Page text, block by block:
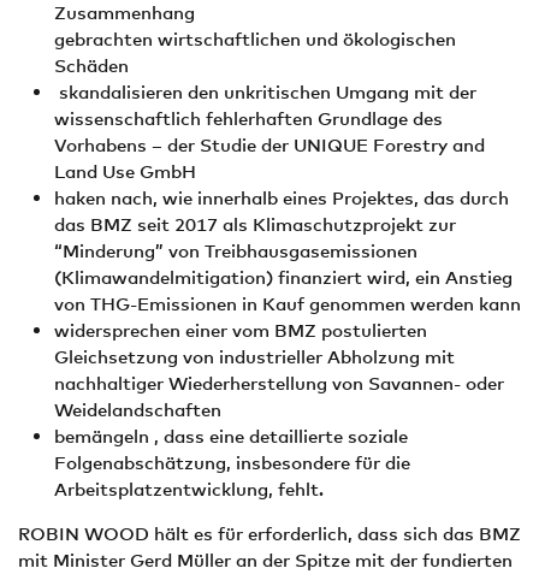
Zusammenhang
gebrachten wirtschaftlichen und ökologischen
Schäden
skandalisieren den unkritischen Umgang mit der
wissenschaftlich fehlerhaften Grundlage des
Vorhabens – der Studie der UNIQUE Forestry and
Land Use GmbH
haken nach, wie innerhalb eines Projektes, das durch
das BMZ seit 2017 als Klimaschutzprojekt zur
“Minderung” von Treibhausgasemissionen
(Klimawandelmitigation) finanziert wird, ein Anstieg
von THG-Emissionen in Kauf genommen werden kann
widersprechen einer vom BMZ postulierten
Gleichsetzung von industrieller Abholzung mit
nachhaltiger Wiederherstellung von Savannen- oder
Weidelandschaften
bemängeln , dass eine detaillierte soziale
Folgenabschätzung, insbesondere für die
Arbeitsplatzentwicklung, fehlt.
ROBIN WOOD hält es für erforderlich, dass sich das BMZ
mit Minister Gerd Müller an der Spitze mit der fundierten